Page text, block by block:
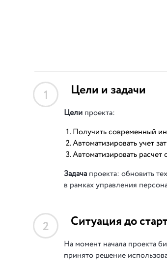
1 Цели и задачи
Цели проекта:
Получить современный
Автоматизировать учет
Автоматизировать
Задача проекта: обновить
в рамках управления
2 Ситуация до
На момент начала проекта
принято решение